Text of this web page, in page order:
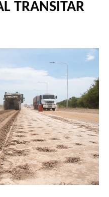
TRANSITAR